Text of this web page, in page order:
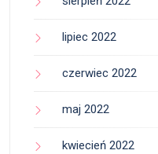
lipiec 2022
czerwiec 2022
maj 2022
kwiecień 2022